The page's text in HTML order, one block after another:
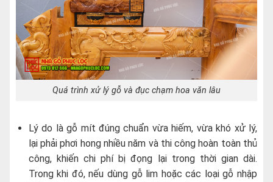
Quá trình xử lý gỗ và đục chạm hoa văn lâu
Lý do là gỗ mít đúng chuẩn vừa hiếm, vừa khó xử lý,
lại phải phơi hong nhiều năm và thi công hoàn toàn thủ
công, khiến chi phí bị đọng lại trong thời gian dài.
Trong khi đó, nếu dùng gỗ lim hoặc các loại gỗ nhập